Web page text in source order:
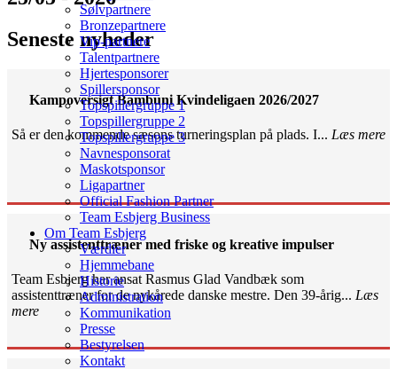
Sølvpartnere
Bronzepartnere
Vip-partnere
Talentpartnere
Hjertesponsorer
Spillersponsor
Topspillergruppe 1
Topspillergruppe 2
Topspillergruppe 3
Navnesponsorat
Maskotsponsor
Ligapartner
Official Fashion Partner
Team Esbjerg Business
Om Team Esbjerg
Værdier
Hjemmebane
Historie
Administration
Kommunikation
Presse
Bestyrelsen
Kontakt
Seneste nyheder
Kampoversigt Bambuni Kvindeligaen 2026/2027
Så er den kommende sæsons turneringsplan på plads. I... Læs mere
Ny assistenttræner med friske og kreative impulser
Team Esbjerg har ansat Rasmus Glad Vandbæk som
assistenttræner for de nykårede danske mestre. Den 39-årig... Læs
mere